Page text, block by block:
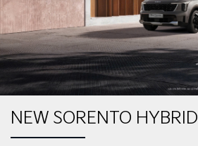
NEW SORENTO HYBRID